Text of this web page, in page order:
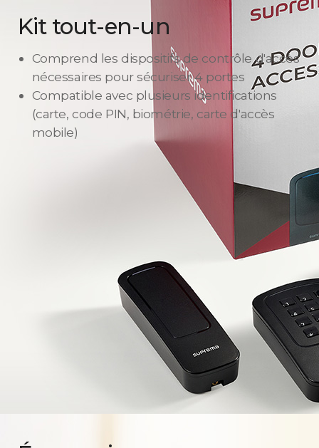
Kit tout-en-un
Comprend les dispositifs de contrôle d'accès
nécessaires pour sécuriser 4 portes
Compatible avec plusieurs identifications
(carte, code PIN, biométrie, carte d'accès
mobile)